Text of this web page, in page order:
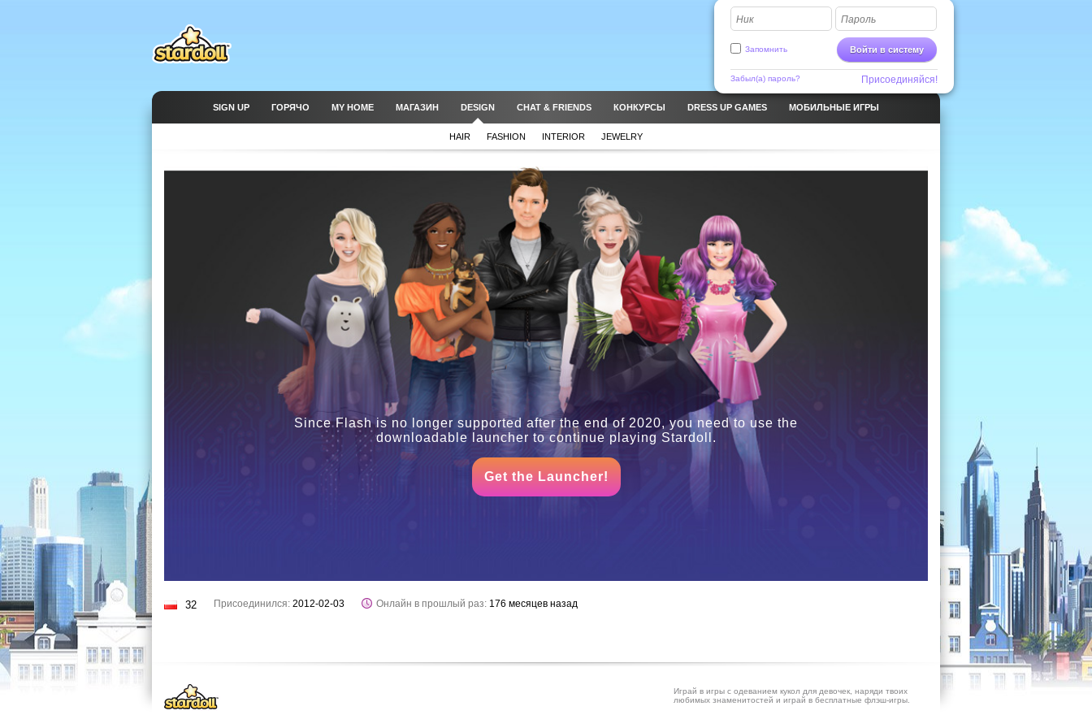
Ник Пароль
Войти в систему
Запомнить
Забыл(а) пароль? Присоединяйся!
SIGN UP ГОРЯЧО MY HOME МАГАЗИН DESIGN CHAT & FRIENDS КОНКУРСЫ DRESS UP GAMES МОБИЛЬНЫЕ ИГРЫ
HAIR FASHION INTERIOR JEWELRY
Since Flash is no longer supported after the end of 2020, you need to use the
downloadable launcher to continue playing Stardoll.
Get the Launcher!
32 Присоединился: 2012-02-03 Онлайн в прошлый раз: 176 месяцев назад
Играй в игры с одеванием кукол для девочек, наряди твоих
любимых знаменитостей и играй в бесплатные флэш-игры.